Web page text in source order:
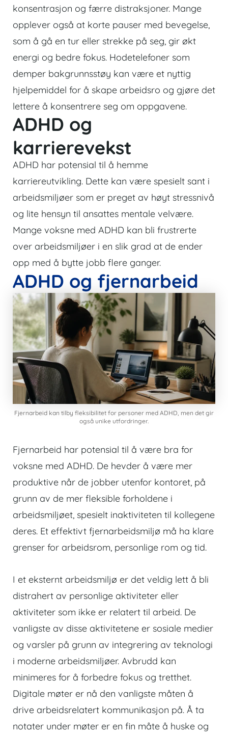
konsentrasjon og færre distraksjoner. Mange
opplever også at korte pauser med bevegelse,
som å gå en tur eller strekke på seg, gir økt
energi og bedre fokus. Hodetelefoner som
demper bakgrunnsstøy kan være et nyttig
hjelpemiddel for å skape arbeidsro og gjøre det
lettere å konsentrere seg om oppgavene.
ADHD og
karrierevekst
ADHD har potensial til å hemme
karriereutvikling. Dette kan være spesielt sant i
arbeidsmiljøer som er preget av høyt stressnivå
og lite hensyn til ansattes mentale velvære.
Mange voksne med ADHD kan bli frustrerte
over arbeidsmiljøer i en slik grad at de ender
opp med å bytte jobb flere ganger.
ADHD og fjernarbeid
Fjernarbeid kan tilby fleksibilitet for personer med ADHD, men det gir
også unike utfordringer.
Fjernarbeid har potensial til å være bra for
voksne med ADHD. De hevder å være mer
produktive når de jobber utenfor kontoret, på
grunn av de mer fleksible forholdene i
arbeidsmiljøet, spesielt inaktiviteten til kollegene
deres. Et effektivt fjernarbeidsmiljø må ha klare
grenser for arbeidsrom, personlige rom og tid.
I et eksternt arbeidsmiljø er det veldig lett å bli
distrahert av personlige aktiviteter eller
aktiviteter som ikke er relatert til arbeid. De
vanligste av disse aktivitetene er sosiale medier
og varsler på grunn av integrering av teknologi
i moderne arbeidsmiljøer. Avbrudd kan
minimeres for å forbedre fokus og tretthet.
Digitale møter er nå den vanligste måten å
drive arbeidsrelatert kommunikasjon på. Å ta
notater under møter er en fin måte å huske og